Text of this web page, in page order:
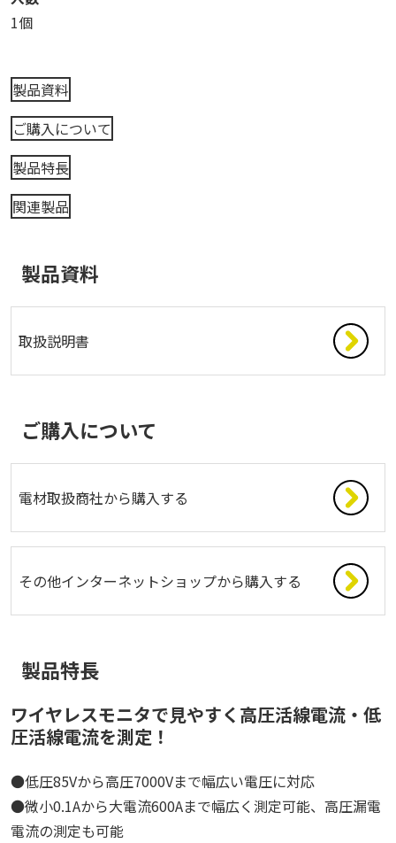
1個
製品資料
ご購入について
製品特長
関連製品
製品資料
取扱説明書
ご購入について
電材取扱商社から購入する
その他インターネットショップから購入する
製品特長
ワイヤレスモニタで見やすく高圧活線電流・低
圧活線電流を測定！
●低圧85Vから高圧7000Vまで幅広い電圧に対応
●微小0.1Aから大電流600Aまで幅広く測定可能、高圧漏電
電流の測定も可能